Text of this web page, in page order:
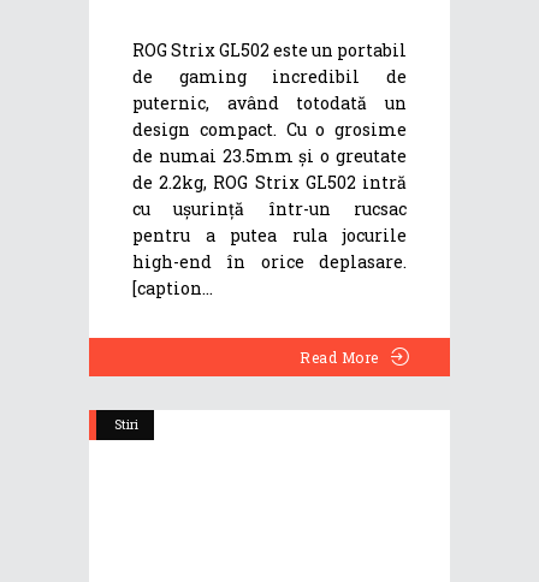
ROG Strix GL502 este un portabil
de gaming incredibil de
puternic, având totodată un
design compact. Cu o grosime
de numai 23.5mm și o greutate
de 2.2kg, ROG Strix GL502 intră
cu ușurință într-un rucsac
pentru a putea rula jocurile
high-end în orice deplasare.
[caption
Read More
Stiri